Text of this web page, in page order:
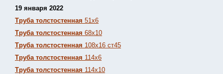
19 января 2022
Труба толстостенная 51х6
Труба толстостенная 68х10
Труба толстостенная 108х16 ст45
Труба толстостенная 114х6
Труба толстостенная 114х10